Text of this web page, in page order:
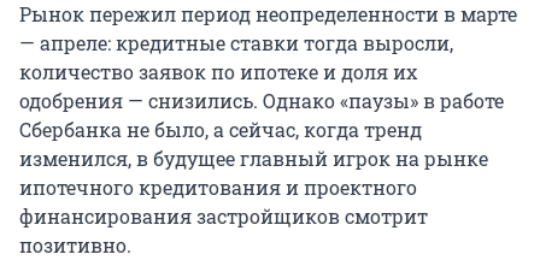
Рынок пережил период неопределенности в марте
— апреле: кредитные ставки тогда выросли,
количество заявок по ипотеке и доля их
одобрения — снизились. Однако «паузы» в работе
Сбербанка не было, а сейчас, когда тренд
изменился, в будущее главный игрок на рынке
ипотечного кредитования и проектного
финансирования застройщиков смотрит
позитивно.